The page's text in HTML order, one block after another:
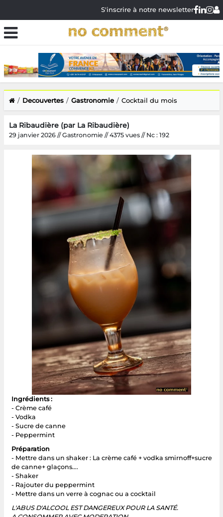
S'inscrire à notre newsletter
Decouvertes Gastronomie Cocktail du mois
La Ribaudière (par La Ribaudière)
29 janvier 2026 // Gastronomie // 4375 vues // Nc : 192
Ingrédients :
- Crème café
- Vodka
- Sucre de canne
- Peppermint
Préparation
- Mettre dans un shaker : La crème café + vodka smirnoff+sucre
de canne+ glaçons….
- Shaker
- Rajouter du peppermint
- Mettre dans un verre à cognac ou a cocktail
L'ABUS D'ALCOOL EST DANGEREUX POUR LA SANTÉ.